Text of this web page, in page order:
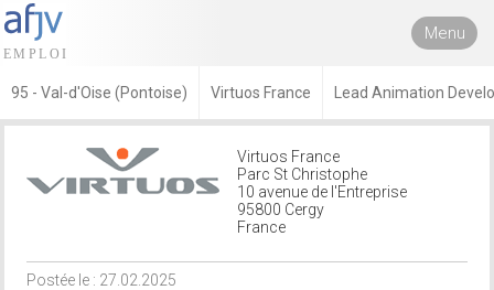
Menu
95 - Val-d'Oise (Pontoise) Virtuos France Lead Animation
Virtuos France
Parc St Christophe
10 avenue de l'Entreprise
95800 Cergy
France
Postée le : 27.02.2025